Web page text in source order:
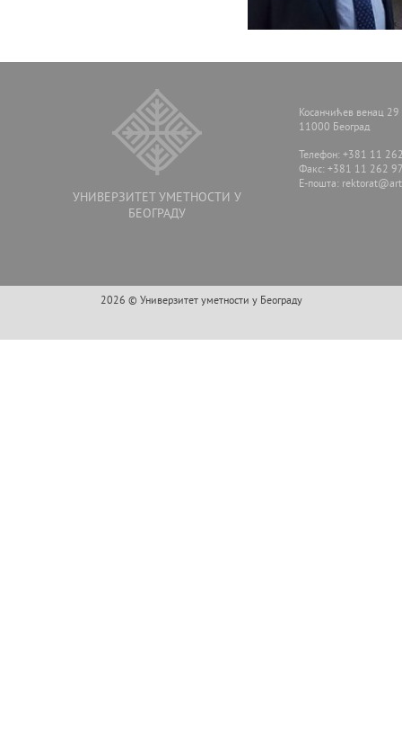
УНИВЕРЗИТЕТ УМЕТНОСТИ У
БЕОГРАДУ
Косанчићев венац 29
11000 Београд
Телефон: +381 11
Факс: +381 11 262
E-пошта:
2026 © Универзитет уметности у Београду